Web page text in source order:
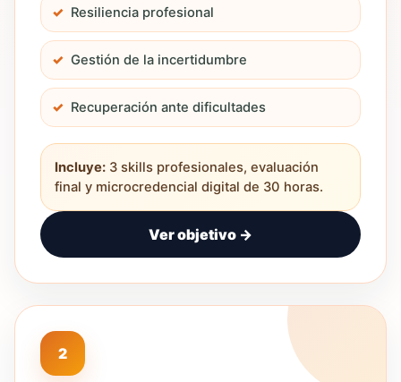
Resiliencia profesional
Gestión de la incertidumbre
Recuperación ante dificultades
Incluye: 3 skills profesionales, evaluación
final y microcredencial digital de 30 horas.
Ver objetivo →
2